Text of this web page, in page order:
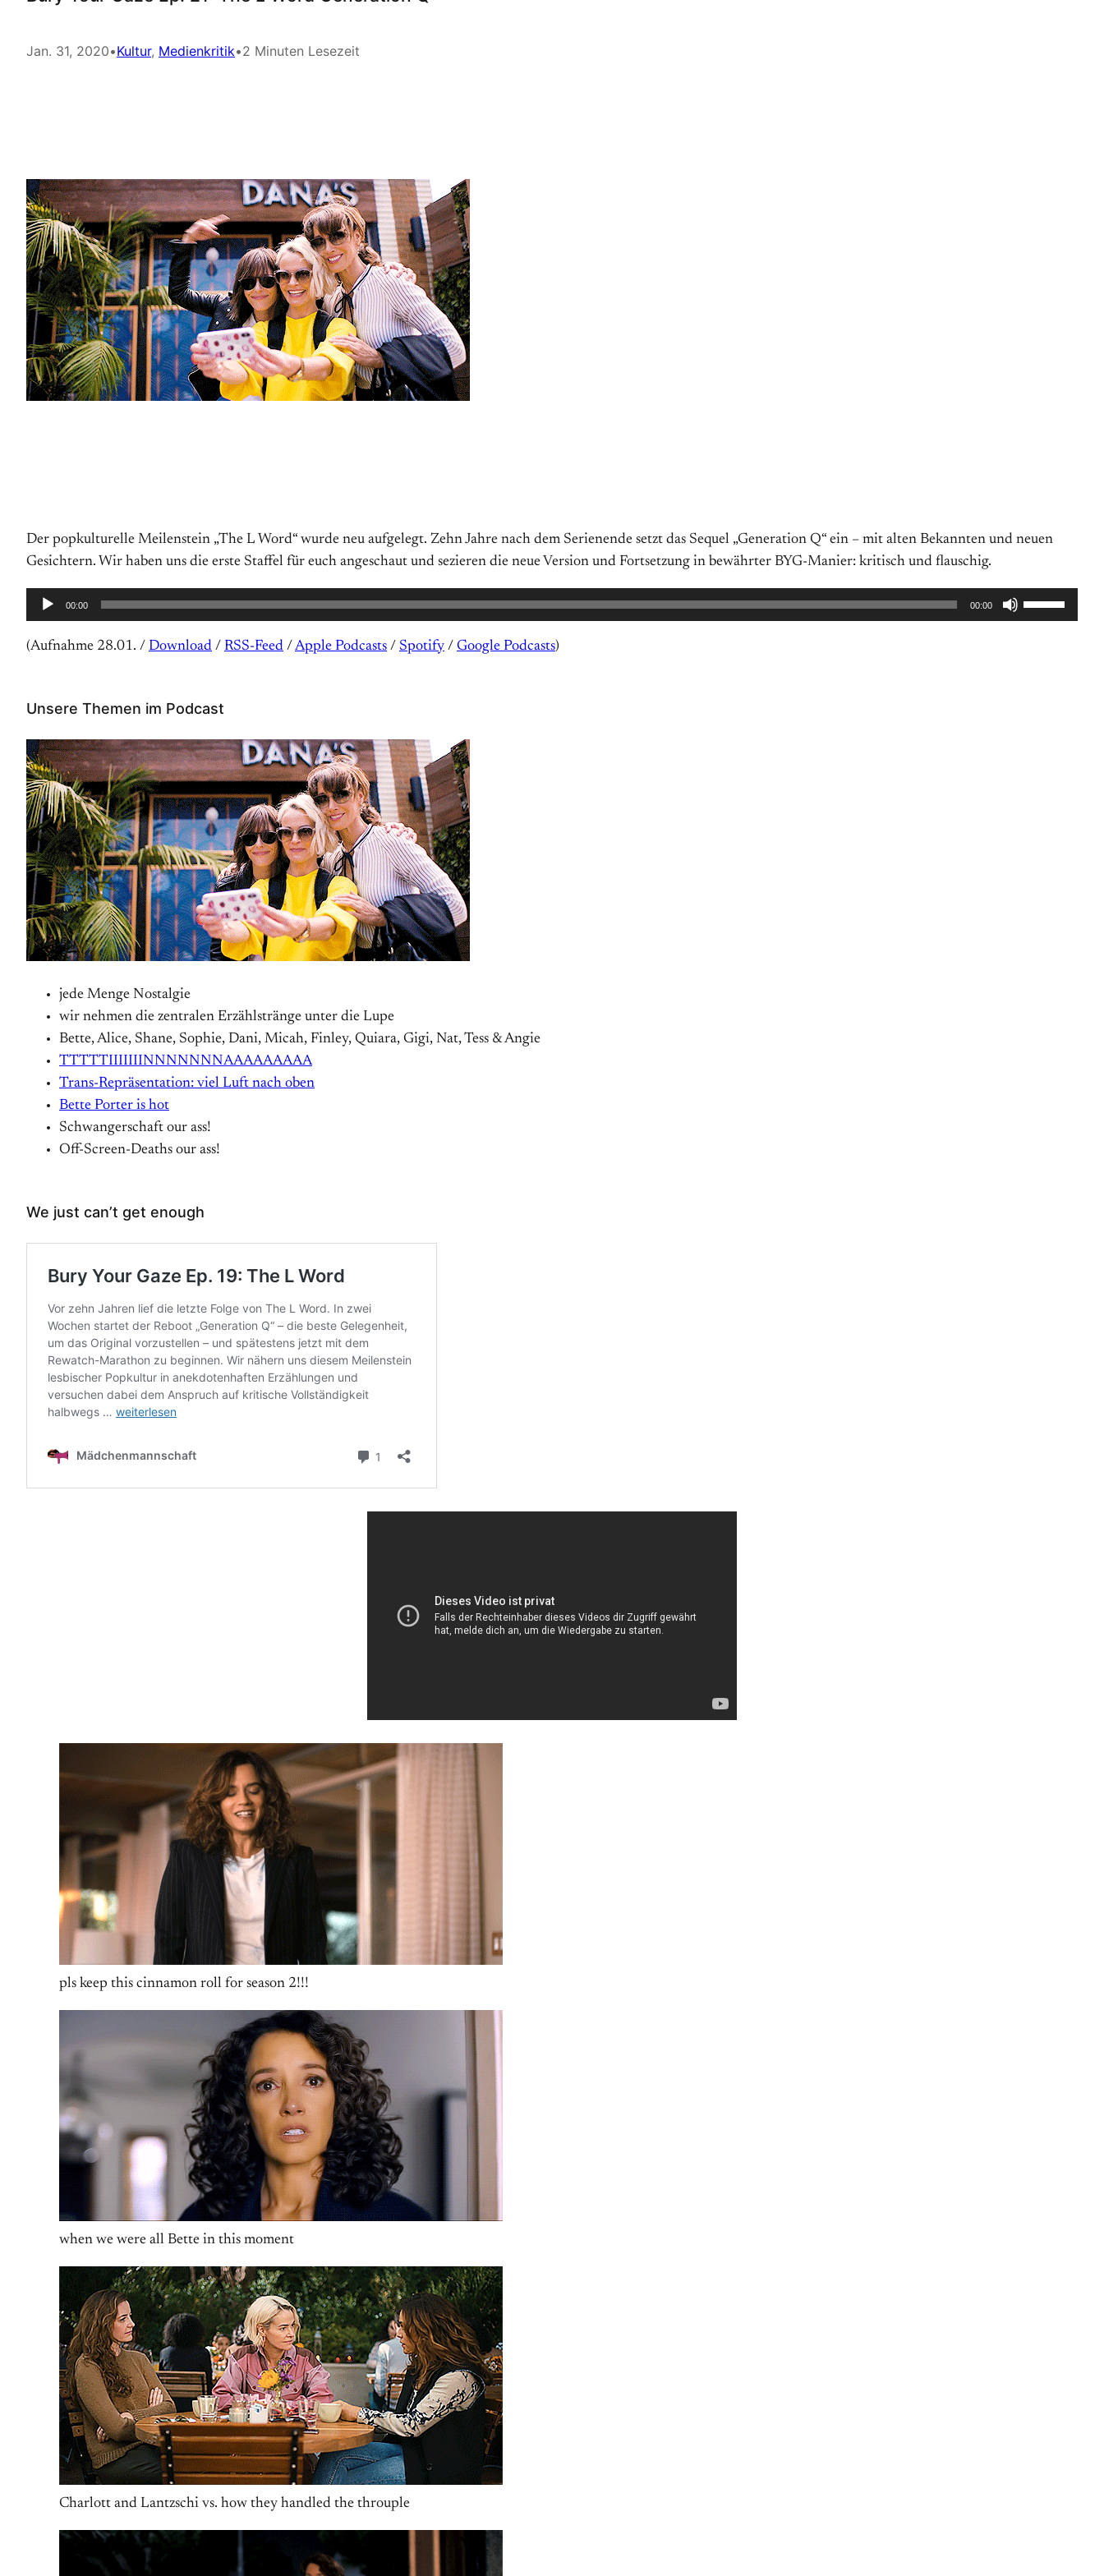
Jan. 31, 2020•Kultur, Medienkritik•2 Minuten Lesezeit
Der popkulturelle Meilenstein „The L Word“ wurde neu aufgelegt. Zehn Jahre nach dem Serienende setzt das Sequel „Generation Q“ ein – mit alten Bekannten und neuen
Gesichtern. Wir haben uns die erste Staffel für euch angeschaut und sezieren die neue Version und Fortsetzung in bewährter BYG-Manier: kritisch und flauschig.
Audio-
Player
00:00 00:00
Pfeiltasten
Hoch/
(Aufnahme 28.01. / Download / RSS-Feed / Apple Podcasts / Spotify / Google Podcasts)
Unsere Themen im Podcast
jede Menge Nostalgie
wir nehmen die zentralen Erzählstränge unter die Lupe
Bette, Alice, Shane, Sophie, Dani, Micah, Finley, Quiara, Gigi, Nat, Tess & Angie
TTTTTIIIIIIINNNNNNNAAAAAAAAA
Trans-Repräsentation: viel Luft nach oben
Bette Porter is hot
Schwangerschaft our ass!
Off-Screen-Deaths our ass!
We just can’t get enough
pls keep this cinnamon roll for season 2!!!
when we were all Bette in this moment
Charlott and Lantzschi vs. how they handled the throuple